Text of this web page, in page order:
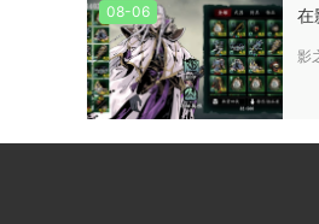
08-06 在
影